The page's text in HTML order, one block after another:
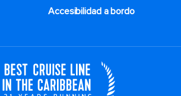
Accesibilidad a bordo